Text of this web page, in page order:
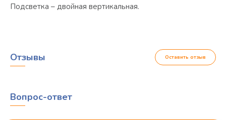
Подсветка – двойная вертикальная.
Отзывы Оставить отзыв
Вопрос-ответ